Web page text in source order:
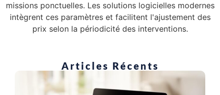
missions ponctuelles. Les solutions logicielles modernes
intègrent ces paramètres et facilitent l'ajustement des
prix selon la périodicité des interventions.
Articles Récents